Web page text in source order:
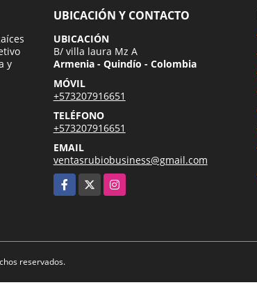
y
UBICACIÓN Y CONTACTO
UBICACIÓN
B/ villa laura Mz A
Armenia - Quindío - Colombia
MÓVIL
+573207916651
TELÉFONO
+573207916651
EMAIL
ventasrubiobusiness@gmail.com
Facebook
Instagram
reservados.